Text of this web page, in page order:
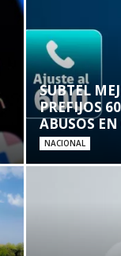
SUBTEL
PREFIJOS
ABUSOS
NACIONAL